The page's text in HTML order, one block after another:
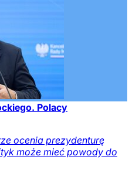
Polacy
ocenia prezydenturę
może mieć powody do